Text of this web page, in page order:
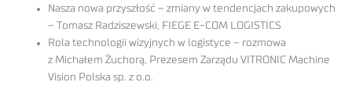
Nasza nowa przyszłość – zmiany w tendencjach zakupowych
– Tomasz Radziszewski, FIEGE E-COM LOGISTICS
Rola technologii wizyjnych w logistyce – rozmowa
z Michałem Żuchorą, Prezesem Zarządu VITRONIC Machine
Vision Polska sp. z o.o.